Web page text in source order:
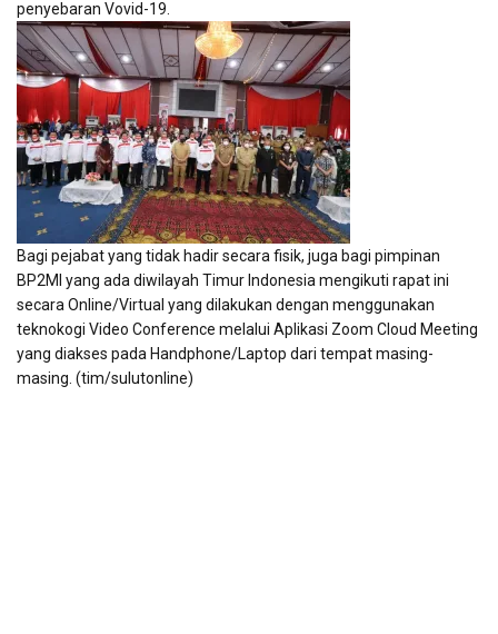
penyebaran Vovid-19.
Bagi pejabat yang tidak hadir secara fisik, juga bagi pimpinan
BP2MI yang ada diwilayah Timur Indonesia mengikuti rapat ini
secara Online/Virtual yang dilakukan dengan menggunakan
teknokogi Video Conference melalui Aplikasi Zoom Cloud Meeting
yang diakses pada Handphone/Laptop dari tempat masing-
masing. (tim/sulutonline)